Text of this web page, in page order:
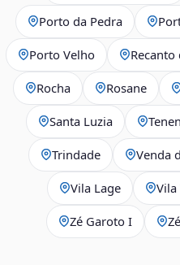
Porto da Pedra
Porto Velho Recanto
Rocha Rosane
Santa Luzia
Trindade Venda
Vila Lage Vila
Zé Garoto I